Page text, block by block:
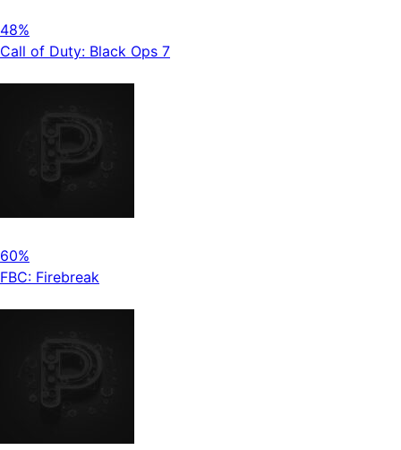
48%
Call of Duty: Black Ops 7
60%
FBC: Firebreak